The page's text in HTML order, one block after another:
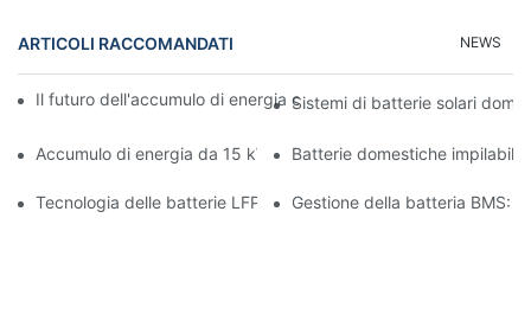
ARTICOLI RACCOMANDATI NEWS
Il futuro dell'accumulo di energia commerciale: tendenze e
Sistemi di batterie solari
Accumulo di energia da 15 kW: alimenta il tuo futuro con
Batterie domestiche
Tecnologia delle batterie LFP: una scelta sostenibile per
Gestione della batteria BMS: